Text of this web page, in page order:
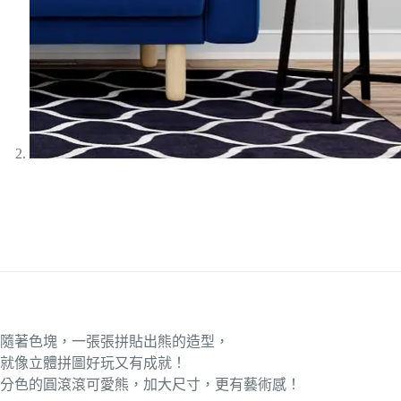
隨著色塊，一張張拼貼出熊的造型，
就像立體拼圖好玩又有成就！
分色的圓滾滾可愛熊，加大尺寸，更有藝術感！